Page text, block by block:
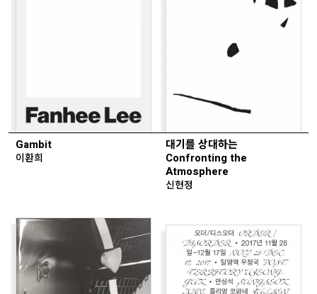
Gambit
이환희
대기를 상대하는
Confronting the
Atmosphere
신현정